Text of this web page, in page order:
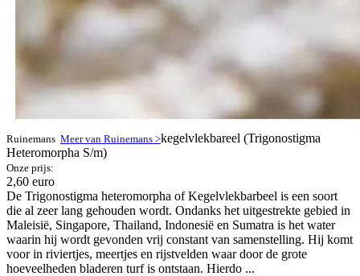
Ruinemans Meer van Ruinemans >kegelvlekbareel (Trigonostigma
Heteromorpha S/m)
Onze prijs:
2,60 euro
De Trigonostigma heteromorpha of Kegelvlekbarbeel is een soort
die al zeer lang gehouden wordt. Ondanks het uitgestrekte gebied in
Maleisië, Singapore, Thailand, Indonesië en Sumatra is het water
waarin hij wordt gevonden vrij constant van samenstelling. Hij komt
voor in riviertjes, meertjes en rijstvelden waar door de grote
hoeveelheden bladeren turf is ontstaan. Hierdo ...